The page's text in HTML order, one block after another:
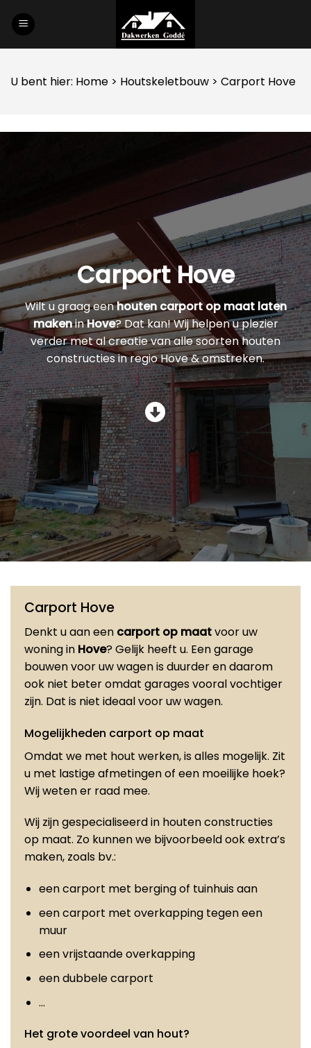
U bent hier: Home > Houtskeletbouw > Carport Hove
Carport Hove
Wilt u graag eenhouten carport op maat laten
makeninHove? Dat kan! Wij helpen u plezier
verder met al creatie van alle soorten houten
constructies in regio Hove & omstreken.
Carport Hove
Denkt u aan een carport op maatvoor uw
woning in Hove? Gelijk heeft u. Een garage
bouwen voor uw wagen is duurder en daarom
ook niet beter omdat garages vooral vochtiger
zijn. Dat is niet ideaal voor uw wagen.
Mogelijkheden carport op maat
Omdat we met hout werken, is alles mogelijk. Zit
u met lastige afmetingen of een moeilijke hoek?
Wij weten er raad mee.
Wij zijn gespecialiseerd in houten constructies
op maat. Zo kunnen we bijvoorbeeld ook extra’s
maken, zoals bv.:
een carport met berging of tuinhuis aan
een carport met overkapping tegen een
muur
een vrijstaande overkapping
een dubbele carport
…
Het grote voordeel van hout?